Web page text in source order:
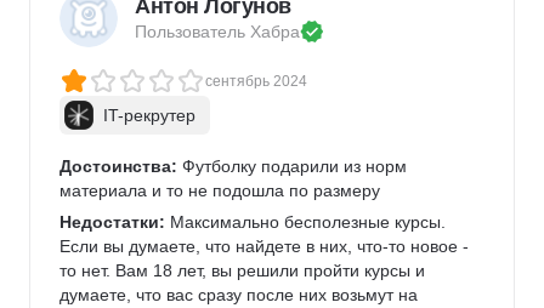
Антон Логунов
Пользователь Хабра
сентябрь 2024
IT-рекрутер
Достоинства: Футболку подарили из норм
материала и то не подошла по размеру
Недостатки: Максимально бесполезные курсы.
Если вы думаете, что найдете в них, что-то новое -
то нет. Вам 18 лет, вы решили пройти курсы и
думаете, что вас сразу после них возьмут на